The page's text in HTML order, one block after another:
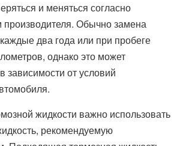
и меняться согласно
Обычно замена
два года или при пробеге
однако это может
зависимости от условий
жидкости важно использовать
рекомендуемую